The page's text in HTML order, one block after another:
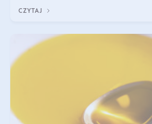
CZYTAJ